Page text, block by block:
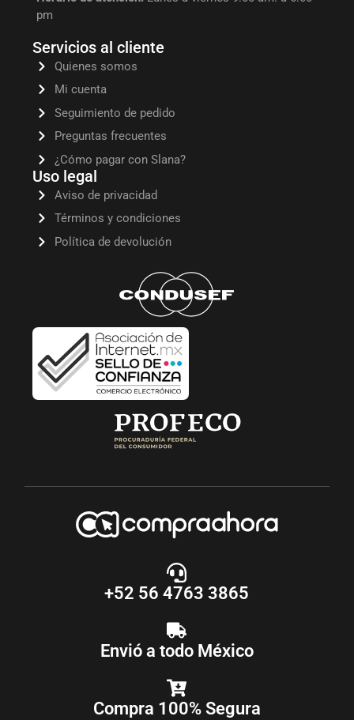
pm
Servicios al cliente
Quienes somos
Mi cuenta
Seguimiento de pedido
Preguntas frecuentes
¿Cómo pagar con Slana?
Uso legal
Aviso de privacidad
Términos y condiciones
Política de devolución
+52 56 4763 3865
Envió a todo México
Compra 100% Segura